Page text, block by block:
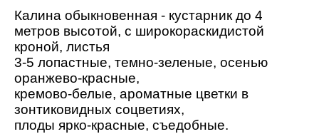
Калина обыкновенная - кустарник до 4
метров высотой, с широкораскидистой
кроной, листья
3-5 лопастные, темно-зеленые, осенью
оранжево-красные,
кремово-белые, ароматные цветки в
зонтиковидных соцветиях,
плоды ярко-красные, съедобные.